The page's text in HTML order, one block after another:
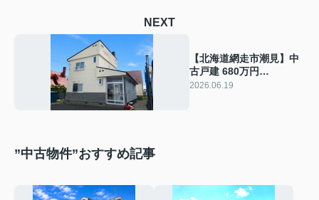
NEXT
【北海道網走市潮見】中
古戸建 680万円
（4LDK）
2026.06.19
”中古物件”おすすめ記事